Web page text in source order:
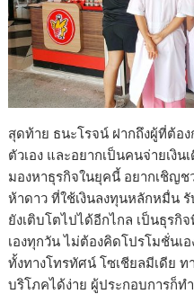
สุดท้าย ธนะโรจน์ ฝากถึงผู้ที่ต้อ
ตัวเอง และอยากเป็นคนจ่ายเงิ
มองหาธุรกิจในยุคนี้ อยากเชิญ
ห้าดาว ที่ใช้เงินลงทุนหลักหมื่น
ยังเติบโตไปได้อีกไกล เป็นธุรกิ
เองทุกวัน ไม่ต้องคิดโปรโมชั่นเ
ทั้งทางโทรทัศน์ โซเชียลมีเดีย ท
บริโภคได้ง่าย ผู้ประกอบการก็ท